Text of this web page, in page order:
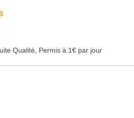
Qualité Permis à 1€ par jour